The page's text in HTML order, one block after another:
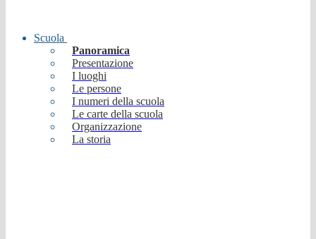
Scuola
Panoramica
Presentazione
I luoghi
Le persone
I numeri della scuola
Le carte della scuola
Organizzazione
La storia